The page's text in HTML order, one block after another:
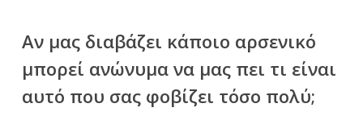
Αν μας διαβάζει κάποιο αρσενικό
μπορεί ανώνυμα να μας πει τι είναι
αυτό που σας φοβίζει τόσο πολύ;